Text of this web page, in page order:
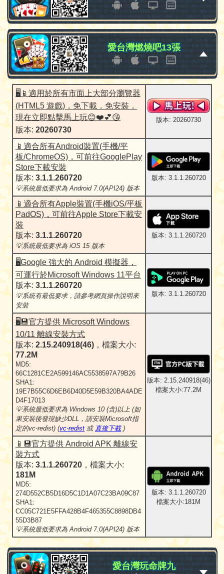
愛台灣燃燒吧13張
愛台灣燃燒吧13張
🖥️📱適用於所有市面上大部分瀏覽器
(HTML5 遊戲)，免下載，免安裝，
現在立即點擊馬上玩😊❤️💕😘
版本: 20260730
版本: 20260730
📱適合所有Android裝置(手機/平
板/ChromeOS)，可前往GooglePlay
Store下載安裝
版本: 3.1.1.260720
💡系統最低要求為 Android 7.0(API24) 版本
版本: 3.1.1.260720
📱適合所有Apple裝置(手機iOS/平板
PadOS)，可前往Apple Store下載安
裝
版本: 3.1.1.260720
💡系統最低要求為 iOS 15 版本
版本: 3.1.1.260720
🖥️Google 強大的 Android 模擬器，
可運行於Microsoft Windows 11平台
版本: 3.1.1.260720
💡系統有最低要求，請參考網頁操作說明來
安裝
版本: 3.1.1.260720
🖥️💾官方提供 Microsoft Windows
10/11 離線安裝方式
版本: 2.15.240918(46) ，檔案大小:
77.2M
MD5:
66C1281CE2A599146AC5538597A79B26
SHA1:
19E7B55C6D6EB6D40D5E59B320BA4ADE
D4F17013
💡系統最低要求為 Windows 10 (含)以上 (如
果安裝後發現缺少DLL，請安裝Microsoft指
定的vc-redist) (vc-redist 或 直接下載)
版本: 2.15.240918(46)
檔案大小:77.2M
📱💾官方提供 Android APK 離線安
裝方式
版本: 3.1.1.260720 ，檔案大小:
181M
MD5:
274D552CB5D16D5C1D1A07C23BA09C87
SHA1:
CC05C721E5FFA428B4F465355C8898DB4
55D3B87
💡系統最低要求為 Android 7.0(API24) 版本
版本: 3.1.1.260720
檔案大小:181M
愛台灣玩命牌九
愛台灣玩命牌九